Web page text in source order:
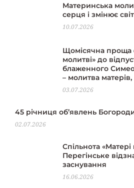
Материнська
серця і змінює світ
10.07.2026
Щомісячна проща
молитві» до
блаженного
– молитва
03.07.2026
45 річниця об’явлень
02.07.2026
Спільнота
Перегінське
заснування
16.06.2026